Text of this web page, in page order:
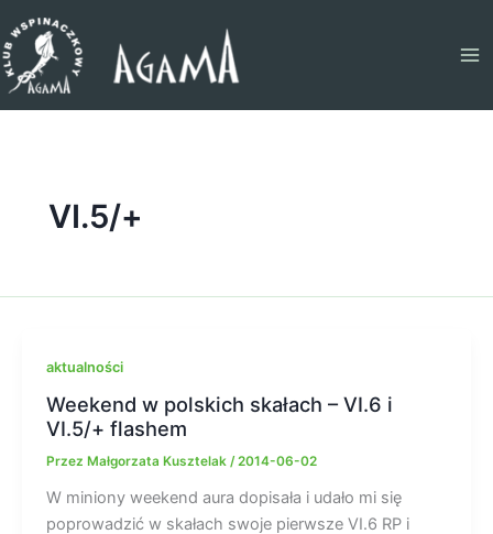
do
treści
VI.5/+
aktualności
Weekend w polskich skałach – VI.6 i
VI.5/+ flashem
Przez Małgorzata Kusztelak /2014-06-02
W miniony weekend aura dopisała i udało mi się
poprowadzić w skałach swoje pierwsze VI.6 RP i